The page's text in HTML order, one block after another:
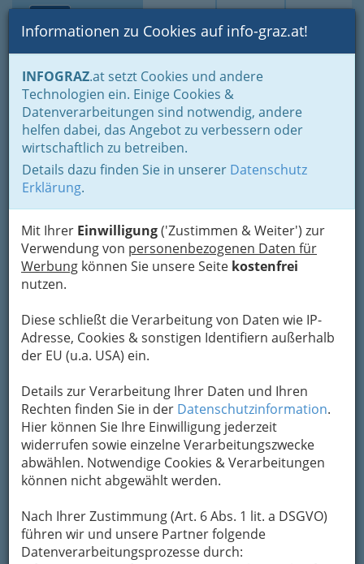
Suche Login Toggle
Informationen zu Cookies auf info-graz.at!
INFOGRAZ.at setzt Cookies und andere
Technologien ein. Einige Cookies &
Datenverarbeitungen sind notwendig, andere
helfen dabei, das Angebot zu verbessern oder
wirtschaftlich zu betreiben.
Details dazu finden Sie in unserer Datenschutz
Erklärung.
Mit Ihrer Einwilligung('Zustimmen & Weiter') zur
Verwendung von personenbezogenen Daten für
Werbung können Sie unsere Seite kostenfrei
nutzen.
Diese schließt die Verarbeitung von Daten wie IP-
Adresse, Cookies & sonstigen Identifiern außerhalb
der EU (u.a. USA) ein.
Details zur Verarbeitung Ihrer Daten und Ihren
Rechten finden Sie in der Datenschutzinformation.
Hier können Sie Ihre Einwilligung jederzeit
widerrufen sowie einzelne Verarbeitungszwecke
abwählen. Notwendige Cookies & Verarbeitungen
können nicht abgewählt werden.
Nach Ihrer Zustimmung (Art. 6 Abs. 1 lit. a DSGVO)
führen wir und unsere Partner folgende
Datenverarbeitungsprozesse durch:
Home Branchen
Gastronomie - regional und international
Nachtleben
Studentenlokale
Studentenlokale
Die Universität
bringt alle
Fähigkeiten,
einschließlich
der Unfähigkeit,
hervor.Anton Tschechow
Probleme der intensionalen Logik und
Thermodynamik verlieren doch etwas an
Gewicht, wenn neben dem Geldbörsel auch
viele Gesichter...
Dagegen ist ein
Kraut gewachsen:
die Beiseln, Cafés
und Gaststuben rund
um die Unis und
Graz ist mit ca. 40.000 Studenten und vier
Universitäten, drei Konservatorien, zwei
Hochschulen und zwei Fachhochschulen nach